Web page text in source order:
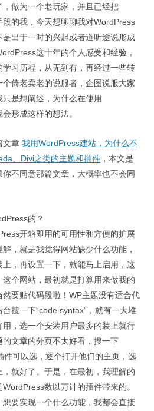
做为一个老玩家，并且已经把
的我，今天想聊聊我对WordPress
出于一时的兴起或者道听途说形成
这十年的个人感受和经验，
习历程，从无到有，再经过一些转
倚老卖老的说服者，企图说服大家
是想阐述，为什么在使用
形成这样的想法。
文章 我用WordPress建站，为什么不
、Divi之类的主题和插件 ，本文是
不同意那篇文章，大概率也不会同
的？
开箱即用的可用性和方便的扩展
，就是我觉得网站缺少什么功能，
，再设置一下，就能马上启用，这
个网站，最初就是打算用来做我的
要贴代码段啦！WP主题没有适合代
搜一下“code syntax”，就有一大堆
，选一个安装用户最多的装上就行
文章的分页不太好看，搜一下
件可以选，逐个打开他们的主页，选
就好了。于是，在最初，我理解的
数以万计的插件带来的。
要实现一个什么功能，我都会直接